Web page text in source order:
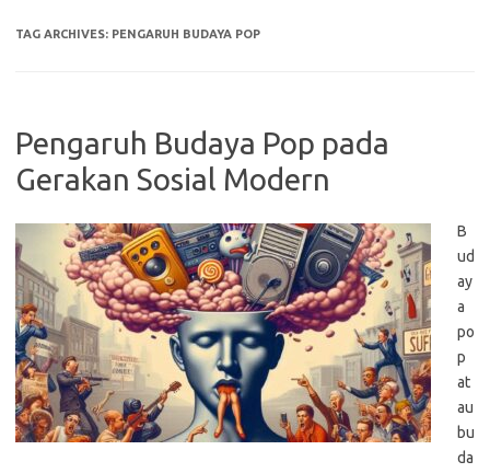
TAG ARCHIVES: PENGARUH BUDAYA POP
Pengaruh Budaya Pop pada
Gerakan Sosial Modern
B
ud
ay
a
po
p
at
au
bu
da